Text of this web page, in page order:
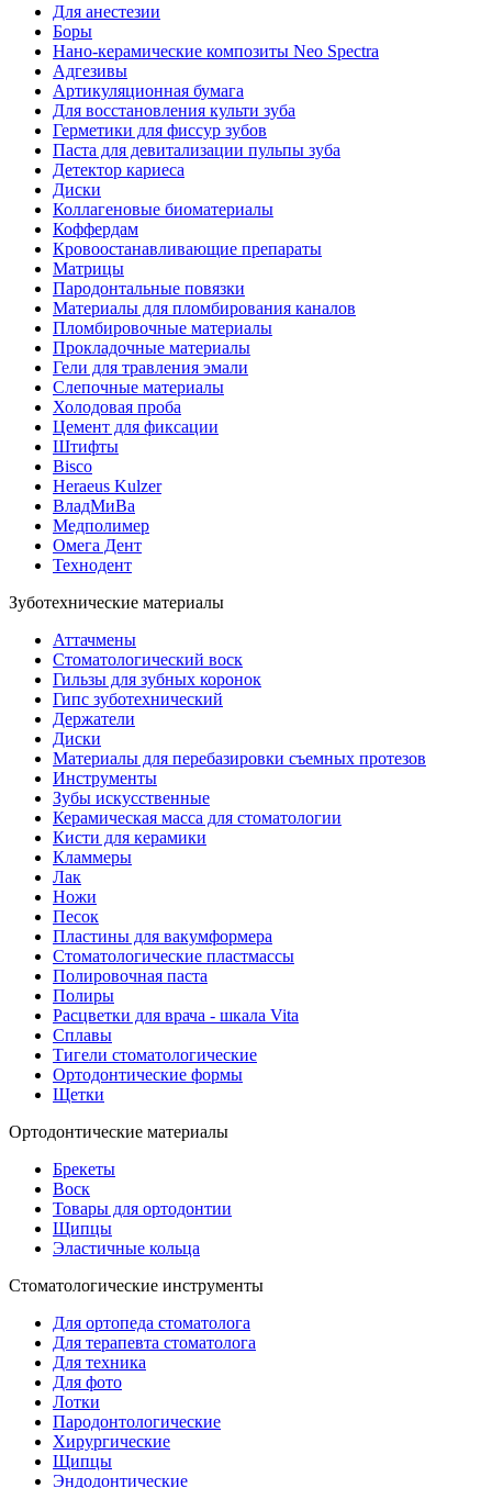
Для анестезии
Боры
Нано-керамические композиты Neo Spectra
Адгезивы
Артикуляционная бумага
Для восстановления культи зуба
Герметики для фиссур зубов
Паста для девитализации пульпы зуба
Детектор кариеса
Диски
Коллагеновые биоматериалы
Коффердам
Кровоостанавливающие препараты
Матрицы
Пародонтальные повязки
Материалы для пломбирования каналов
Пломбировочные материалы
Прокладочные материалы
Гели для травления эмали
Слепочные материалы
Холодовая проба
Цемент для фиксации
Штифты
Bisco
Heraeus Kulzer
ВладМиВа
Медполимер
Омега Дент
Технодент
Зуботехнические материалы
Аттачмены
Стоматологический воск
Гильзы для зубных коронок
Гипс зуботехнический
Держатели
Диски
Материалы для перебазировки съемных протезов
Инструменты
Зубы искусственные
Керамическая масса для стоматологии
Кисти для керамики
Кламмеры
Лак
Ножи
Песок
Пластины для вакумформера
Стоматологические пластмассы
Полировочная паста
Полиры
Расцветки для врача - шкала Vita
Сплавы
Тигели стоматологические
Ортодонтические формы
Щетки
Ортодонтические материалы
Брекеты
Воск
Товары для ортодонтии
Щипцы
Эластичные кольца
Стоматологические инструменты
Для ортопеда стоматолога
Для терапевта стоматолога
Для техника
Для фото
Лотки
Пародонтологические
Хирургические
Щипцы
Эндодонтические